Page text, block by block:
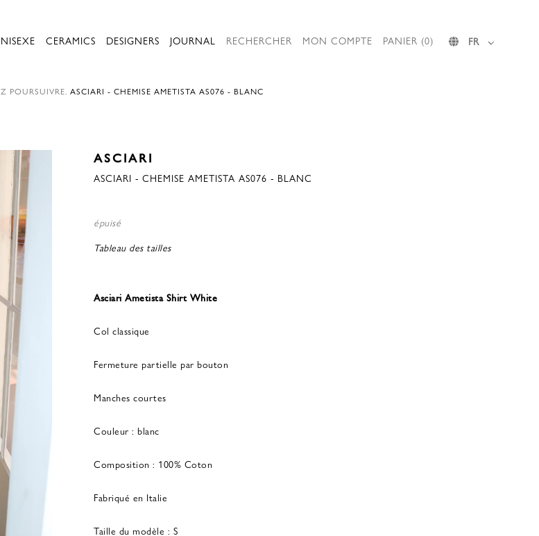
CERAMICS DESIGNERS JOURNAL RECHERCHER MON COMPTE PANIER (0) FR
POURSUIVRE. ASCIARI - CHEMISE AMETISTA AS076 - BLANC
ASCIARI
ASCIARI - CHEMISE AMETISTA AS076 - BLANC
épuisé
Tableau des tailles
Asciari Ametista Shirt White
Col classique
Fermeture partielle par bouton
Manches courtes
Couleur : blanc
Composition : 100% Coton
Fabriqué en Italie
Taille du modèle : S